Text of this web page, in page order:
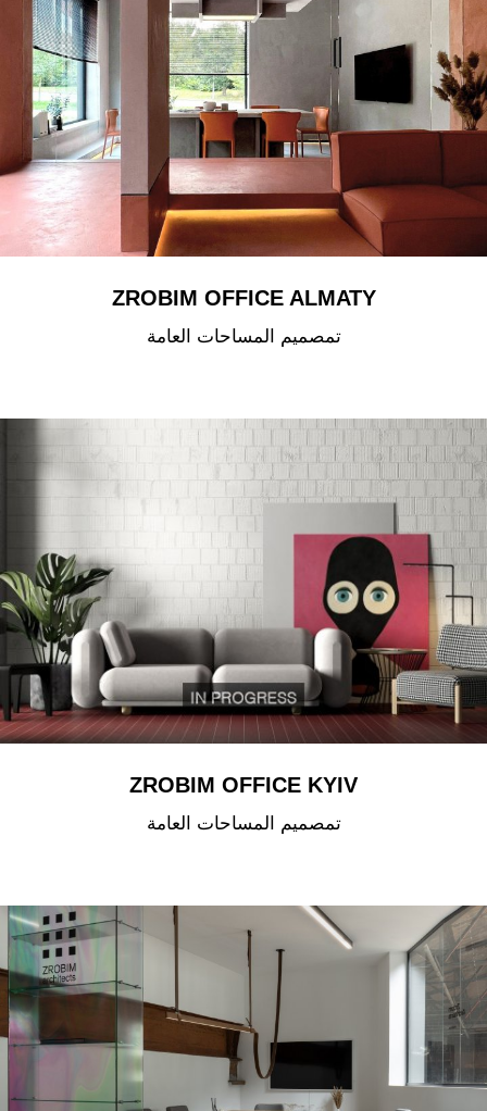
ZROBIM OFFICE ALMATY
تمصميم المساحات العامة
ZROBIM OFFICE KYIV
تمصميم المساحات العامة